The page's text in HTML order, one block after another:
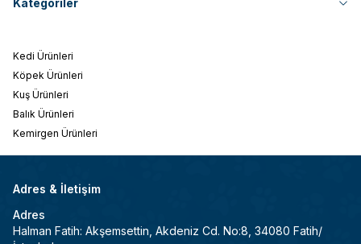
Kedi Ürünleri
Köpek Ürünleri
Kuş Ürünleri
Balık Ürünleri
Kemirgen Ürünleri
Adres & İletişim
Adres
Halman Fatih: Akşemsettin, Akdeniz Cd. No:8, 34080 Fatih/